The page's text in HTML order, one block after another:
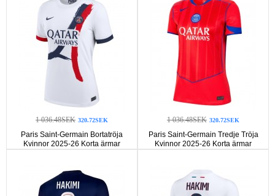
1 036.48SEK 320.72SEK
Paris Saint-Germain Bortatröja
Kvinnor 2025-26 Korta ärmar
1 036.48SEK 320.72SEK
Paris Saint-Germain Tredje Tröja
Kvinnor 2025-26 Korta ärmar